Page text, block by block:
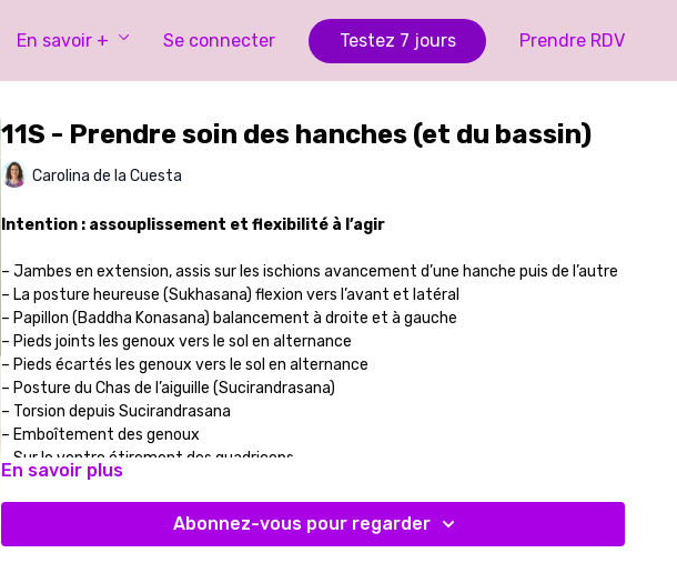
En savoir + Se connecter Testez 7 jours Prendre RDV
11S - Prendre soin des hanches (et du bassin)
Carolina de la Cuesta
Intention : assouplissement et flexibilité à l’agir
– Jambes en extension, assis sur les ischions avancement d’une hanche puis de l’autre
– La posture heureuse (Sukhasana) flexion vers l’avant et latéral
– Papillon (Baddha Konasana) balancement à droite et à gauche
– Pieds joints les genoux vers le sol en alternance
– Pieds écartés les genoux vers le sol en alternance
– Posture du Chas de l’aiguille (Sucirandrasana)
– Torsion depuis Sucirandrasana
– Emboîtement des genoux
– Sur le ventre étirement des quadriceps
En savoir plus
Abonnez-vous pour regarder